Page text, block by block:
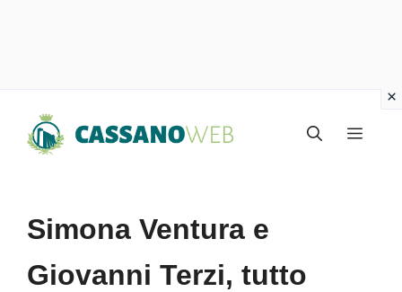
Menu
Simona Ventura e
Giovanni Terzi, tutto